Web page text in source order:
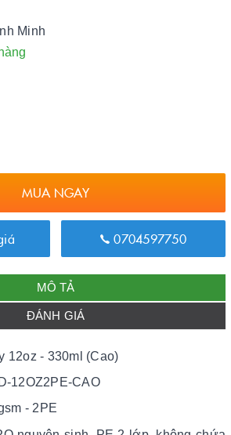
Minh
MUA NGAY
0704597750
MÔ TẢ
ĐÁNH GIÁ
12oz - 330ml (Cao)
12OZ2PE-CAO
- 2PE